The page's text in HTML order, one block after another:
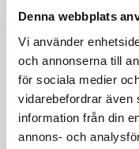
Denna webbplats
Vi använder
och annonserna till
för sociala medier
vidarebefordrar även
information från din
annons- och
Folkaregatan 53
E-post:
forskola@avesta.se
Rektor:
Catharina Karlsson